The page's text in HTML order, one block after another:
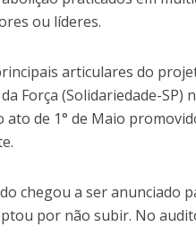
ou líderes.
articulares do
Força (Solidariedade-
ato de 1° de Maio
chegou a ser anunciado
por não subir. No